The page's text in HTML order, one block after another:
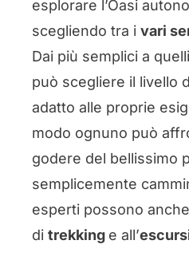
esplorare l’Oasi
scegliendo tra i vari
Dai più semplici a
può scegliere il livello
adatto alle proprie
modo ognuno può
godere del bellissimo
semplicemente
esperti possono
di trekking e all’